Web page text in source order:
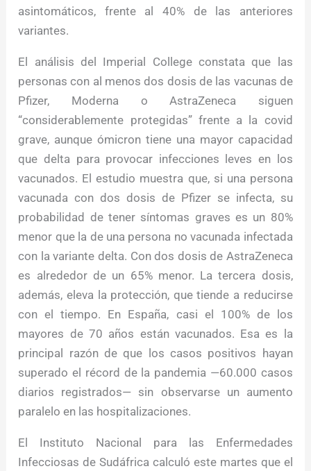
asintomáticos, frente al 40% de las anteriores
variantes.
El análisis del Imperial College constata que las
personas con al menos dos dosis de las vacunas de
Pfizer, Moderna o AstraZeneca siguen
“considerablemente protegidas” frente a la covid
grave, aunque ómicron tiene una mayor capacidad
que delta para provocar infecciones leves en los
vacunados. El estudio muestra que, si una persona
vacunada con dos dosis de Pfizer se infecta, su
probabilidad de tener síntomas graves es un 80%
menor que la de una persona no vacunada infectada
con la variante delta. Con dos dosis de AstraZeneca
es alrededor de un 65% menor. La tercera dosis,
además, eleva la protección, que tiende a reducirse
con el tiempo. En España, casi el 100% de los
mayores de 70 años están vacunados. Esa es la
principal razón de que los casos positivos hayan
superado el récord de la pandemia —60.000 casos
diarios registrados— sin observarse un aumento
paralelo en las hospitalizaciones.
El Instituto Nacional para las Enfermedades
Infecciosas de Sudáfrica calculó este martes que el